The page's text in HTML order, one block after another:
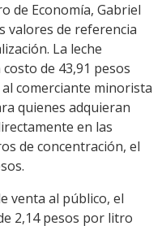
de Economía, Gabriel
valores de referencia
La leche
de 43,91 pesos
comerciante minorista
quienes adquieran
en las
de concentración, el
venta al público, el
2,14 pesos por litro